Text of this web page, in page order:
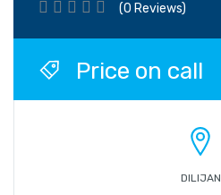
(0 Reviews)
Price on call
DILIJAN